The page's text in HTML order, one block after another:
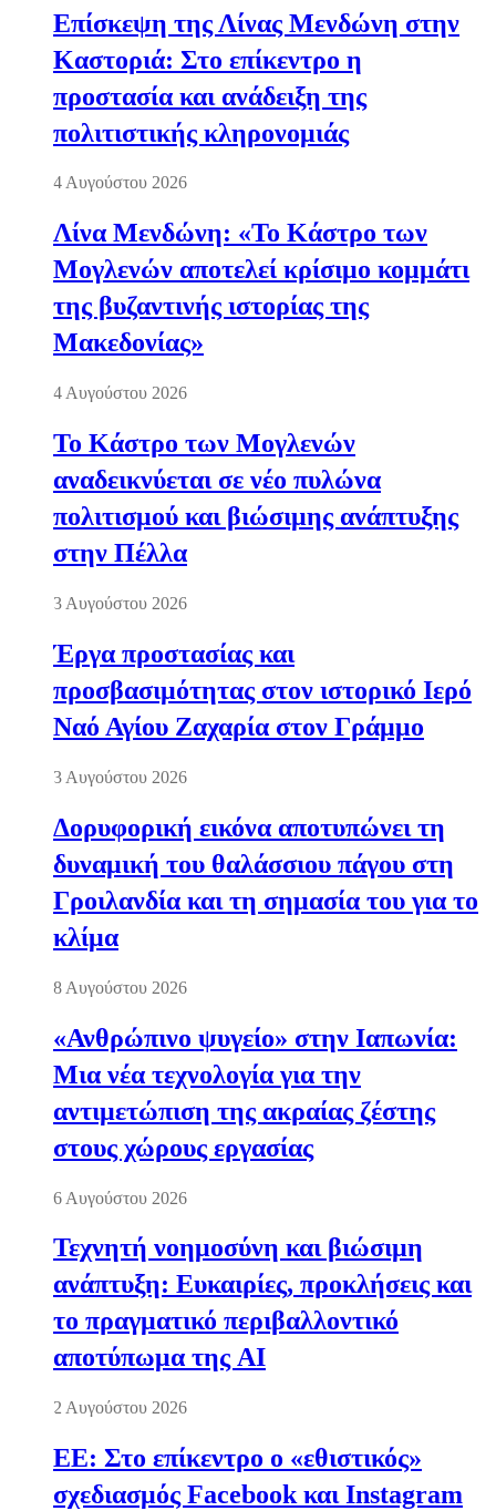
Επίσκεψη της Λίνας Μενδώνη στην
Καστοριά: Στο επίκεντρο η
προστασία και ανάδειξη της
πολιτιστικής κληρονομιάς
4 Αυγούστου 2026
Λίνα Μενδώνη: «Το Κάστρο των
Μογλενών αποτελεί κρίσιμο κομμάτι
της βυζαντινής ιστορίας της
Μακεδονίας»
4 Αυγούστου 2026
Το Κάστρο των Μογλενών
αναδεικνύεται σε νέο πυλώνα
πολιτισμού και βιώσιμης ανάπτυξης
στην Πέλλα
3 Αυγούστου 2026
Έργα προστασίας και
προσβασιμότητας στον ιστορικό Ιερό
Ναό Αγίου Ζαχαρία στον Γράμμο
3 Αυγούστου 2026
Δορυφορική εικόνα αποτυπώνει τη
δυναμική του θαλάσσιου πάγου στη
Γροιλανδία και τη σημασία του για το
κλίμα
8 Αυγούστου 2026
«Ανθρώπινο ψυγείο» στην Ιαπωνία:
Μια νέα τεχνολογία για την
αντιμετώπιση της ακραίας ζέστης
στους χώρους εργασίας
6 Αυγούστου 2026
Τεχνητή νοημοσύνη και βιώσιμη
ανάπτυξη: Ευκαιρίες, προκλήσεις και
το πραγματικό περιβαλλοντικό
αποτύπωμα της AI
2 Αυγούστου 2026
ΕΕ: Στο επίκεντρο ο «εθιστικός»
σχεδιασμός Facebook και Instagram